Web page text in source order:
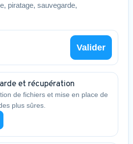
piratage, sauvegarde,
Valider
et récupération
de fichiers et mise en place de
plus sûres.